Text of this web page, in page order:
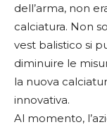
dell’arma, non
calciatura. Non
vest balistico si
diminuire le
la nuova
innovativa.
Al momento,